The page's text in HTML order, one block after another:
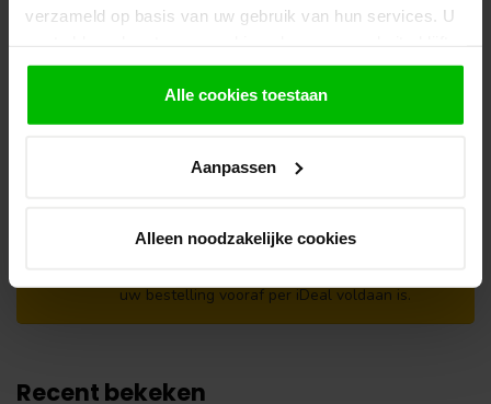
verzameld op basis van uw gebruik van hun services. U
gebruiken.
Alle cookies toestaan
Aanpassen
Alleen noodzakelijke cookies
2. Ga naar de “Mijn Winkelwagen” pagina.
3.Rond de bestelling af waarbij je kiest voor
afhalen in de winkel. Vermeld in het
Je krijgt van ons bericht wanneer jouw
eventueel artikelen die niet voorradig zijn bij
uw bestelling vooraf per iDeal voldaan is.
Recent bekeken